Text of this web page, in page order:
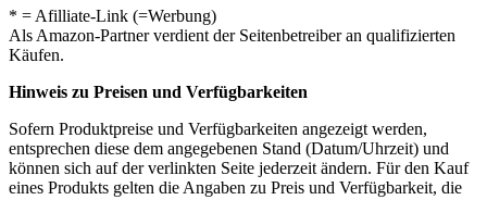
* = Afilliate-Link (=Werbung)
Als Amazon-Partner verdient der Seitenbetreiber an qualifizierten
Käufen.
Hinweis zu Preisen und Verfügbarkeiten
Sofern Produktpreise und Verfügbarkeiten angezeigt werden,
entsprechen diese dem angegebenen Stand (Datum/Uhrzeit) und
können sich auf der verlinkten Seite jederzeit ändern. Für den Kauf
eines Produkts gelten die Angaben zu Preis und Verfügbarkeit, die